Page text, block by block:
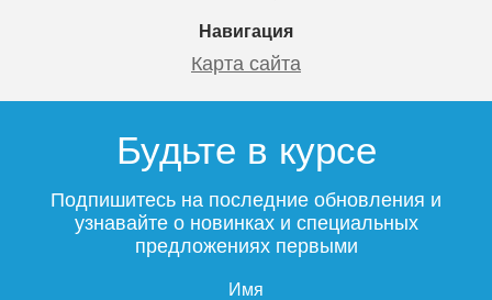
Навигация
Карта сайта
Будьте в курсе
Подпишитесь на последние обновления и
узнавайте о новинках и специальных
предложениях первыми
Имя